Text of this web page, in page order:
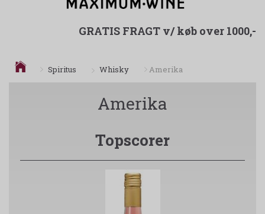
GRATIS FRAGT v/ køb over 1000,-
Spiritus Whisky Amerika
Amerika
Topscorer